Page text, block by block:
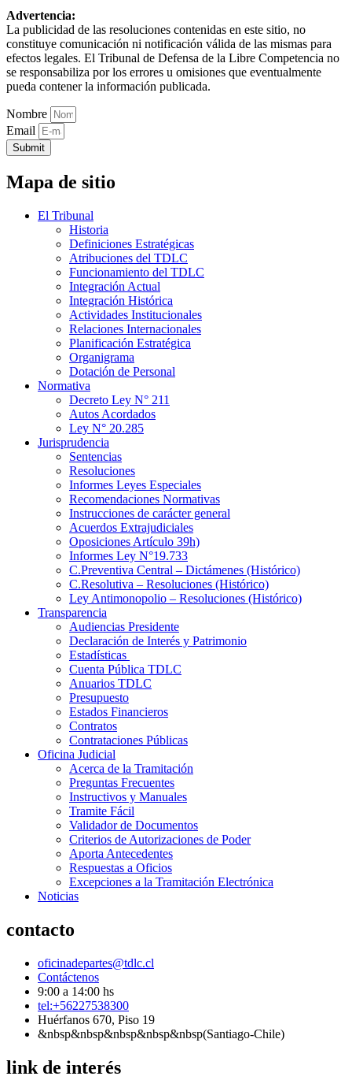
Advertencia:
La publicidad de las resoluciones contenidas en este sitio, no
constituye comunicación ni notificación válida de las mismas para
efectos legales. El Tribunal de Defensa de la Libre Competencia no
se responsabiliza por los errores u omisiones que eventualmente
pueda contener la información publicada.
Nombre
Email
Submit
Mapa de sitio
El Tribunal
Historia
Definiciones Estratégicas
Atribuciones del TDLC
Funcionamiento del TDLC
Integración Actual
Integración Histórica
Actividades Institucionales
Relaciones Internacionales
Planificación Estratégica
Organigrama
Dotación de Personal
Normativa
Decreto Ley N° 211
Autos Acordados
Ley N° 20.285
Jurisprudencia
Sentencias
Resoluciones
Informes Leyes Especiales
Recomendaciones Normativas
Instrucciones de carácter general
Acuerdos Extrajudiciales
Oposiciones Artículo 39h)
Informes Ley N°19.733
C.Preventiva Central – Dictámenes (Histórico)
C.Resolutiva – Resoluciones (Histórico)
Ley Antimonopolio – Resoluciones (Histórico)
Transparencia
Audiencias Presidente
Declaración de Interés y Patrimonio
Estadísticas
Cuenta Pública TDLC
Anuarios TDLC
Presupuesto
Estados Financieros
Contratos
Contrataciones Públicas
Oficina Judicial
Acerca de la Tramitación
Preguntas Frecuentes
Instructivos y Manuales
Tramite Fácil
Validador de Documentos
Criterios de Autorizaciones de Poder
Aporta Antecedentes
Respuestas a Oficios
Excepciones a la Tramitación Electrónica
Noticias
contacto
oficinadepartes@tdlc.cl
Contáctenos
9:00 a 14:00 hs
tel:+56227538300
Huérfanos 670, Piso 19
&nbsp&nbsp&nbsp&nbsp&nbsp(Santiago-Chile)
link de interés